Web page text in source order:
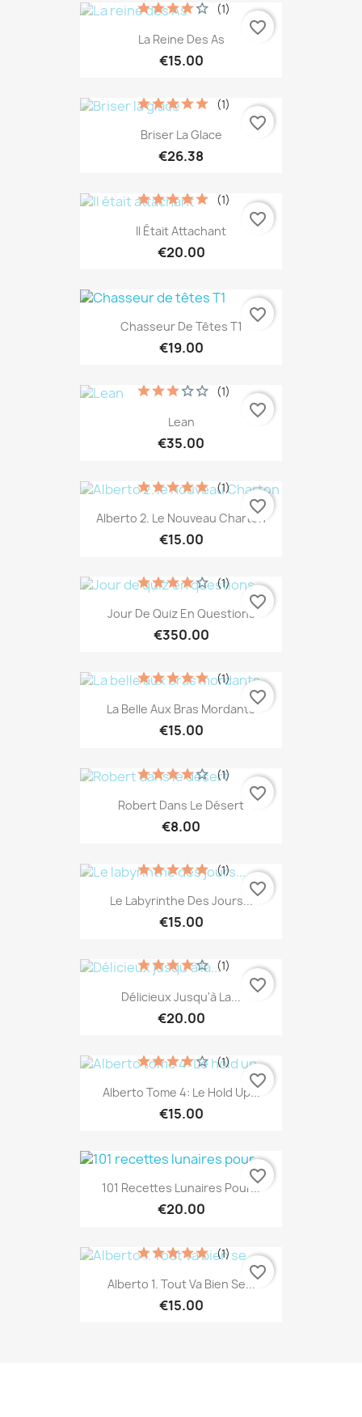
La Reine Des As
€15.00
(1)
favorite_border
Briser La Glace
€26.38
(1)
favorite_border
Il Était Attachant
€20.00
(1)
favorite_border
Chasseur De Têtes T1
€19.00
favorite_border
Lean
€35.00
(1)
favorite_border
Alberto 2. Le Nouveau Charton
€15.00
(1)
favorite_border
Jour De Quiz En Questions
€350.00
(1)
favorite_border
La Belle Aux Bras Mordants
€15.00
(1)
favorite_border
Robert Dans Le Désert
€8.00
(1)
favorite_border
Le Labyrinthe Des Jours...
€15.00
(1)
favorite_border
Délicieux Jusqu'à La...
€20.00
(1)
favorite_border
Alberto Tome 4: Le Hold Up...
€15.00
(1)
favorite_border
101 Recettes Lunaires Pour...
€20.00
favorite_border
Alberto 1. Tout Va Bien Se...
€15.00
(1)
favorite_border